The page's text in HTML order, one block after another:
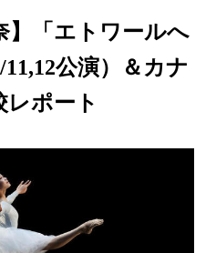
】「エトワールへ
公演）＆カナ
レポート